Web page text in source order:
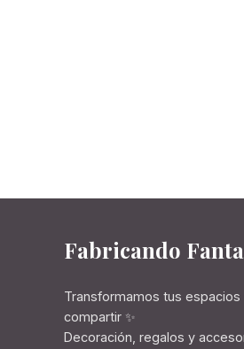
Fabricando
Transformamos tus
compartir ✨
Decoración, regalos y